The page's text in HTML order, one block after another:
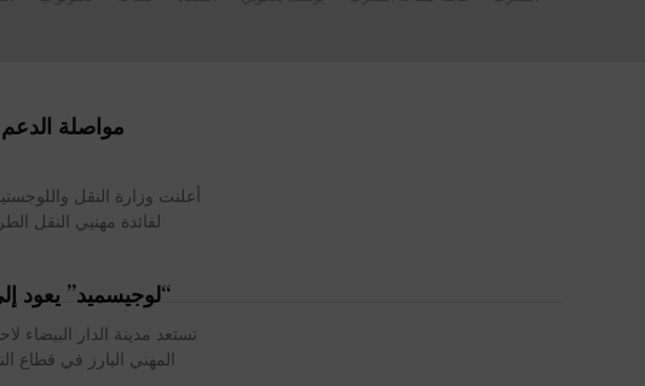
مواصلة الدعم
أعلنت وزارة النقل
لفائدة مهنيي النقل
“لوجيسميد” يعود
تستعد مدينة الدار البيضاء
المهني البارز في قطاع